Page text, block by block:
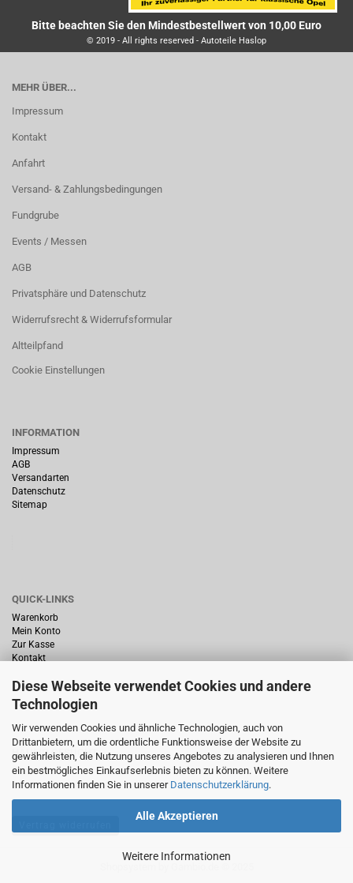
Diese Webseite verwendet Cookies und andere
Technologien
Wir verwenden Cookies und ähnliche Technologien, auch von
Drittanbietern, um die ordentliche Funktionsweise der Website zu
gewährleisten, die Nutzung unseres Angebotes zu analysieren und Ihnen
ein bestmögliches Einkaufserlebnis bieten zu können. Weitere
Informationen finden Sie in unserer Datenschutzerklärung.
Alle Akzeptieren
Weitere Informationen
Bitte beachten Sie den Mindestbestellwert von 10,00 Euro
© 2019 - All rights reserved - Autoteile Haslop
MEHR ÜBER...
Impressum
Kontakt
Anfahrt
Versand- & Zahlungsbedingungen
Fundgrube
Events / Messen
AGB
Privatsphäre und Datenschutz
Widerrufsrecht & Widerrufsformular
Altteilpfand
Cookie Einstellungen
INFORMATION
Impressum
AGB
Versandarten
Datenschutz
Sitemap
QUICK-LINKS
Warenkorb
Mein Konto
Zur Kasse
Kontakt
HÄUFIG GESUCHT
Startseite